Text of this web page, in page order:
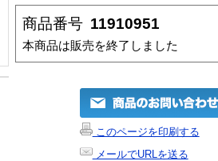
商品番号 11910951
本商品は販売を終了しました
このページを印刷する
メールでURLを送る